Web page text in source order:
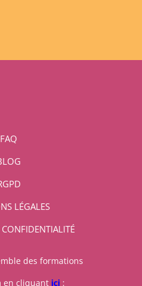
FAQ
LÉGALES
des formations
en cliquant ici :